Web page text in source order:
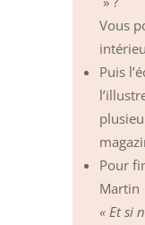
Vous
Puis
Pour
Martin
« Et si